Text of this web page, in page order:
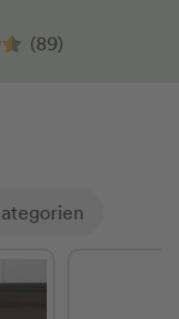
(89)